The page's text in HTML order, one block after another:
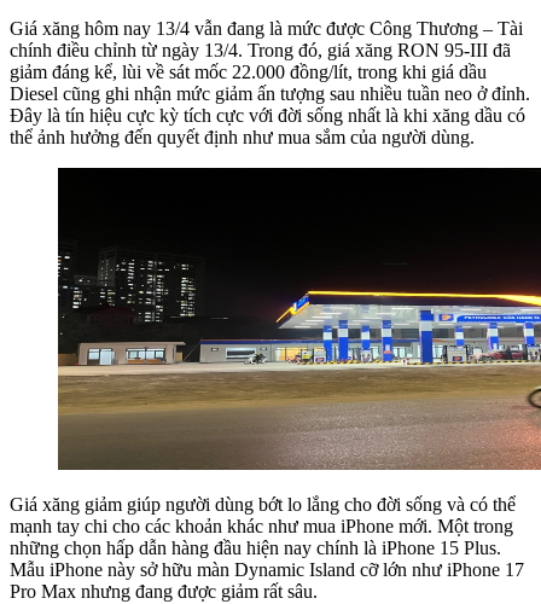
Giá xăng hôm nay 13/4 vẫn đang là mức được Công Thương – Tài
chính điều chỉnh từ ngày 13/4. Trong đó, giá xăng RON 95-III đã
giảm đáng kể, lùi về sát mốc 22.000 đồng/lít, trong khi giá dầu
Diesel cũng ghi nhận mức giảm ấn tượng sau nhiều tuần neo ở đỉnh.
Đây là tín hiệu cực kỳ tích cực với đời sống nhất là khi xăng dầu có
thể ảnh hưởng đến quyết định như mua sắm của người dùng.
Giá xăng giảm giúp người dùng bớt lo lắng cho đời sống và có thể
mạnh tay chi cho các khoản khác như mua iPhone mới. Một trong
những chọn hấp dẫn hàng đầu hiện nay chính là iPhone 15 Plus.
Mẫu iPhone này sở hữu màn Dynamic Island cỡ lớn như iPhone 17
Pro Max nhưng đang được giảm rất sâu.